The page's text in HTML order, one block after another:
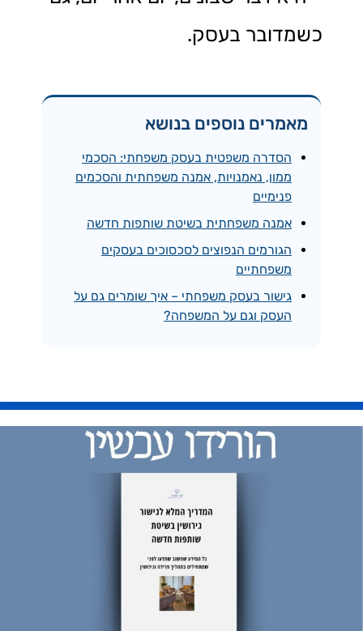
כשמדובר בעסק.
מאמרים נוספים בנושא
הסדרה משפטית בעסק משפחתי: הסכמי
ממון, נאמנויות, אמנה משפחתית והסכמים
פנימיים
אמנה משפחתית בשיטת שותפות חדשה
הגורמים הנפוצים לסכסוכים בעסקים
משפחתיים
גישור בעסק משפחתי – איך שומרים גם על
העסק וגם על המשפחה?